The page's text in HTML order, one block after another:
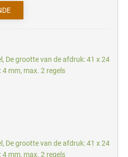
De grootte van de afdruk: 41 x 24
mm, max. 2 regels
De grootte van de afdruk: 41 x 24
mm, max. 2 regels